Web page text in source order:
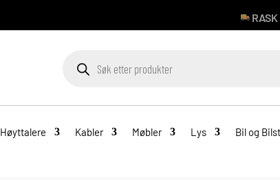
search
Høyttalere Kabler Møbler Lys Bil og